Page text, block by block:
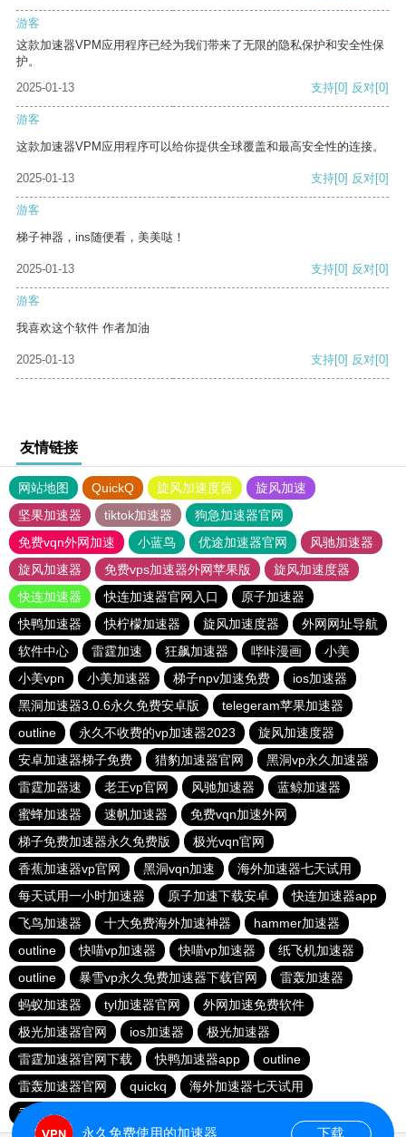
游客
这款加速器VPM应用程序已经为我们带来了无限的隐私保护和安全性保
护。
2025-01-13
支持[0] 反对[0]
游客
这款加速器VPM应用程序可以给你提供全球覆盖和最高安全性的连接。
2025-01-13 支持[0] 反对[0]
游客
梯子神器，ins随便看，美美哒！
2025-01-13 支持[0] 反对[0]
游客
我喜欢这个软件 作者加油
2025-01-13 支持[0] 反对[0]
友情链接
网站地图 QuickQ 旋风加速度器
旋风加速
坚果加速器
tiktok加速器
狗急加速器官网
免费vqn外网加速
小蓝鸟 优途加速器官网
风驰加速器
旋风加速器
免费vps加速器外网苹果版
旋风加速度器
快连加速器
快连加速器官网入口
原子加速器
快鸭加速器
快柠檬加速器 旋风加速度器
外网网址导航
软件中心
雷霆加速 狂飙加速器 哔咔漫画
小美
小美vpn
小美加速器 梯子npv加速免费
ios加速器
黑洞加速器3.0.6永久免费安卓版
telegeram苹果加速器
outline
永久不收费的vp加速器2023
旋风加速度器
安卓加速器梯子免费
猎豹加速器官网
黑洞vp永久加速器
雷霆加器速
老王vp官网 风驰加速器
蓝鲸加速器
蜜蜂加速器
速帆加速器
免费vqn加速外网
梯子免费加速器永久免费版
极光vqn官网
香蕉加速器vp官网
黑洞vqn加速
海外加速器七天试用
每天试用一小时加速器
原子加速下载安卓
快连加速器app
飞鸟加速器
十大免费海外加速神器
hammer加速器
outline
快喵vp加速器 快喵vp加速器
纸飞机加速器
outline
暴雪vp永久免费加速器下载官网
雷轰加速器
蚂蚁加速器
tyl加速器官网
外网加速免费软件
极光加速器官网
ios加速器
极光加速器
雷霆加速器官网下载
快鸭加速器app
outline
雷轰加速器官网
quickq
海外加速器七天试用
香蕉加速器官网
永久免费使用的加速器 下载